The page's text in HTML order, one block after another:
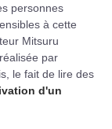
personnes
à cette
Mitsuru
par
le fait de lire des
d'un